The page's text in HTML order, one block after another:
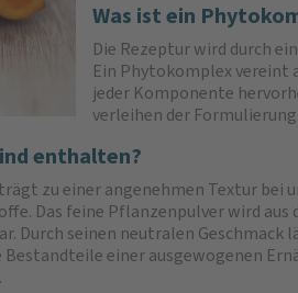
Was ist ein
Die Rezeptur wird durch
Ein Phytokomplex vereint
jeder Komponente
verleihen der
enthalten?
zu einer angenehmen Textur
Das feine Pflanzenpulver wird aus
Durch seinen neutralen
einer ausgewogenen